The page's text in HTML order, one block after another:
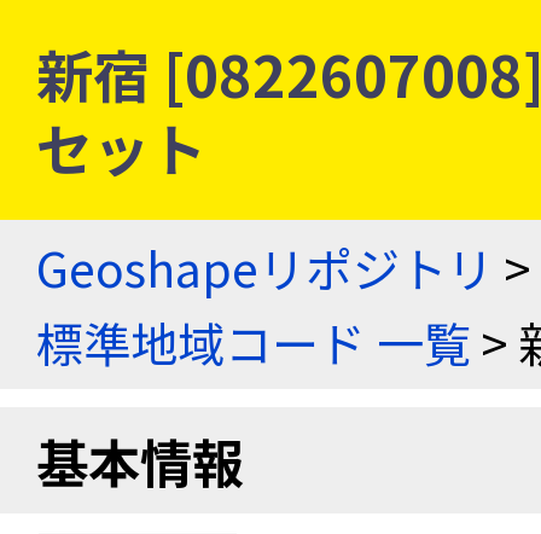
新宿
セット
Geoshapeリポジトリ >
標準地域コード 一覧>
基本情報